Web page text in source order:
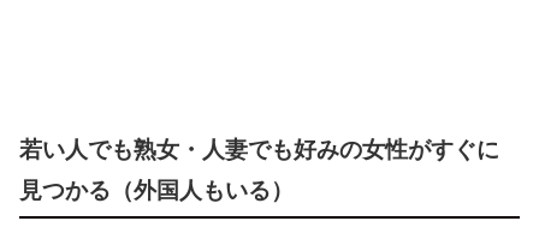
若い人でも熟女・人妻でも好みの女性がすぐに
見つかる（外国人もいる）